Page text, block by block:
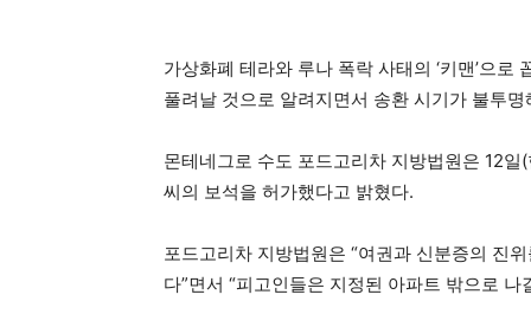
가상화폐 테라와 루나 폭락 사태의 ‘키맨’으
풀려날 것으로 알려지면서 송환 시기가 불투명
몬테네그로 수도 포드고리차 지방법원은 12
씨의 보석을 허가했다고 밝혔다.
포드고리차 지방법원은 “여권과 신분증의 진
다”면서 “피고인들은 지정된 아파트 밖으로 나